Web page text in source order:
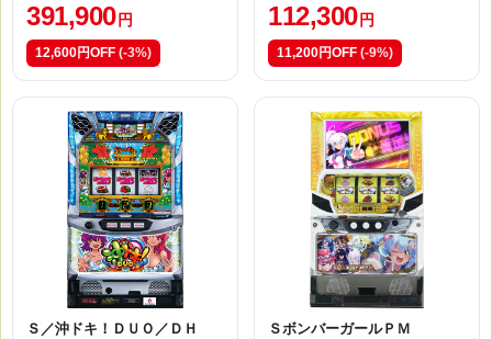
391,900 円
12,600円OFF (-3%)
112,300 円
11,200円OFF (-9%)
Ｓ／沖ドキ！ＤＵＯ／ＤＨ ＳボンバーガールＰＭ